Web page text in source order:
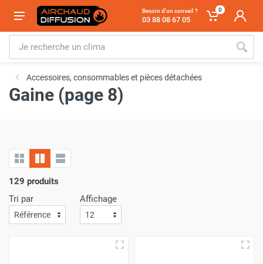
Besoin d'un conseil ?
03 88 08 67 05
0
Accessoires, consommables et pièces détachées
Gaine (page 8)
129 produits
Tri par
Affichage